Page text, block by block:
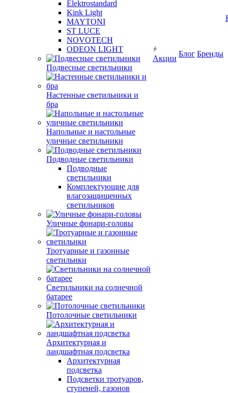
Elektrostandard
Kink Light
MAYTONI
ST LUCE
NOVOTECH
ODEON LIGHT
Подвесные светильники
Настенные светильники и
бра
Напольные и настольные
уличные светильники
Подводные светильники
Подводные
светильники
Комплектующие для
влагозащищенных
светильников
Уличные фонари-головы
Тротуарные и газонные
светильнки
Светильники на солнечной
батарее
Потолочные светильники
Архитектурная и
ландшафтная подсветка
Архитектурная
подсветка
Подсветки тротуаров,
ступеней, газонов
Акции
Блог Бренды